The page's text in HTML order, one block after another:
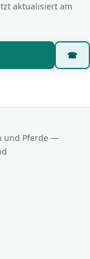
aktualisiert am
☎
und Pferde —